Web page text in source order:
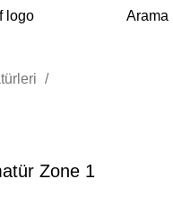
Arama
Zone 1